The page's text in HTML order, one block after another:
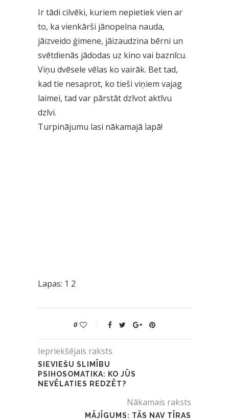
Ir tādi cilvēki, kuriem nepietiek vien ar
to, ka vienkārši jānopelna nauda,
jāizveido ģimene, jāizaudzina bērni un
svētdienās jādodas uz kino vai baznīcu.
Viņu dvēsele vēlas ko vairāk. Bet tad,
kad tie nesaprot, ko tieši viņiem vajag
laimei, tad var pārstāt dzīvot aktīvu
dzīvi.
Turpinājumu lasi nākamajā lapā!
Lapas: 1 2
0
Iepriekšējais raksts
SIEVIEŠU SLIMĪBU
PSIHOSOMATIKA: KO JŪS
NEVĒLATIES REDZĒT?
Nākamais raksts
MĀJĪGUMS: TĀS NAV TĪRAS